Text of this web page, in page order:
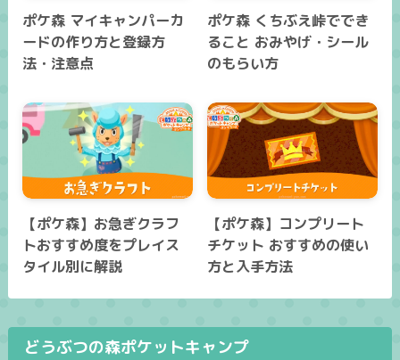
ポケ森 マイキャンパーカ
ードの作り方と登録方
法・注意点
ポケ森 くちぶえ峠ででき
ること おみやげ・シール
のもらい方
【ポケ森】お急ぎクラフ
トおすすめ度をプレイス
タイル別に解説
【ポケ森】コンプリート
チケット おすすめの使い
方と入手方法
どうぶつの森ポケットキャンプ